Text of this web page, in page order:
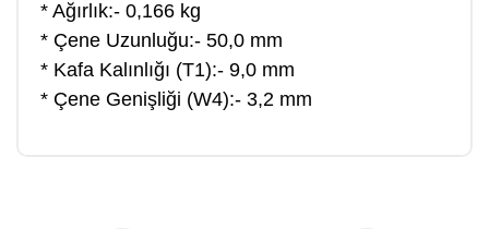
* Ağırlık:- 0,166 kg
* Çene Uzunluğu:- 50,0 mm
* Kafa Kalınlığı (T1):- 9,0 mm
* Çene Genişliği (W4):- 3,2 mm